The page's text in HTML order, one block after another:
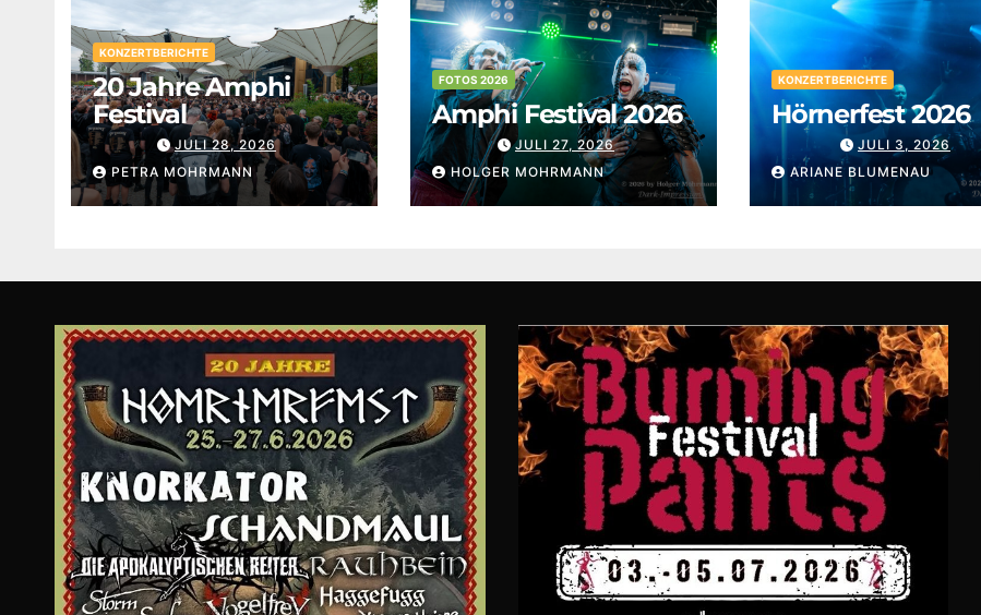
KONZERTBERICHTE
20 Jahre Amphi
Festival
JULI 28, 2026
PETRA MOHRMANN
FOTOS 2026
Amphi Festival 2026
JULI 27, 2026
HOLGER MOHRMANN
KONZERTBERICHTE
Hörnerfest 2026
JULI 3, 2026
ARIANE BLUMENAU